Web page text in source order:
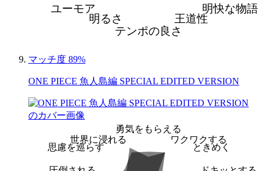
明快な物語
王道性
テンポの良さ
明るさ
ユーモア
マッチ度 89%
ONE PIECE 魚人島編 SPECIAL EDITED VERSION
勇気をもらえる
ワクワクする
ときめく
思慮を巡らす
世界に浸れる